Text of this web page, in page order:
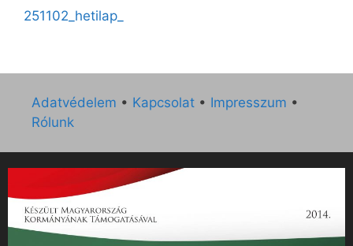
251102_hetilap_
Adatvédelem • Kapcsolat • Impresszum •
Rólunk